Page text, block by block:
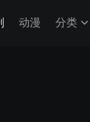
动漫 分类